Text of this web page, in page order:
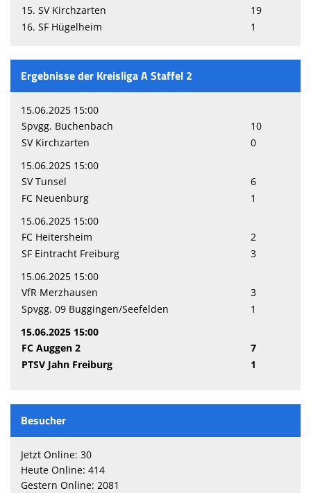
15. SV Kirchzarten
19
16. SF Hügelheim
1
Ergebnisse der Kreisliga A Staffel 2
15.06.2025 15:00
Spvgg. Buchenbach
10
SV Kirchzarten
0
15.06.2025 15:00
SV Tunsel
6
FC Neuenburg
1
15.06.2025 15:00
FC Heitersheim
2
SF Eintracht Freiburg
3
15.06.2025 15:00
VfR Merzhausen
3
Spvgg. 09 Buggingen/Seefelden
1
15.06.2025 15:00
FC Auggen 2
7
PTSV Jahn Freiburg
1
Besucher
Jetzt Online: 30
Heute Online: 414
Gestern Online: 2081